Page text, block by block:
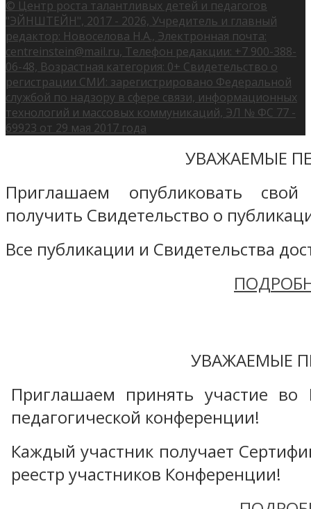
© Центр роста талантливых детей и педагогов
"ЭЙНШТЕЙН", 2017 - 2026, Учредитель и главный
редактор: Новоселова Н.А., Электронная почта:
centreinstein@mail.ru, Телефон редакции: +7 900-388-
06-48, Возрастная категория: 0+ Свидетельство о
регистрации СМИ: зарегистрировано Федеральной
службой по надзору в сфере связи, информационных
технологий и массовых коммуникаций, ЭЛ № ФС 77 -
69923 от 29 мая 2017 года
УВАЖАЕМЫЕ
Приглашаем опубликовать
получить Свидетельство о
Все публикации и Свидетельства
УВАЖАЕМЫЕ
Приглашаем принять участие во
педагогической конференции!
Каждый участник получает
реестр участников Конференции!